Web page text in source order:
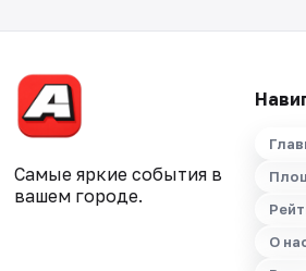
Самые яркие события в
вашем городе.
О